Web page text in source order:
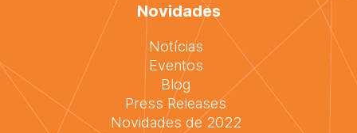
Novidades
Notícias
Eventos
Blog
Press Releases
Novidades de 2022